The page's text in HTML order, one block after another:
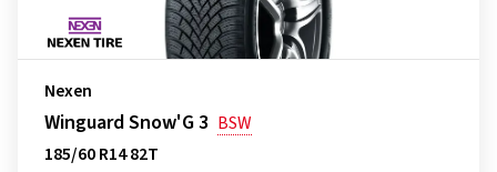
Nexen
Winguard Snow'G 3 BSW
185/60 R14 82T